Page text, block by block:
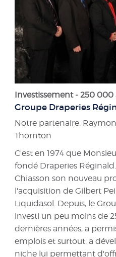
Investissement - 250
Groupe Draperies
Notre partenaire,
Thornton
C'est en 1974 que
fondé Draperies
Chiasson son nouveau
l'acquisition de Gilbert
Liquidasol. Depuis, le
investi un peu moins de
dernières années, a
emplois et surtout, a
niche lui permettant